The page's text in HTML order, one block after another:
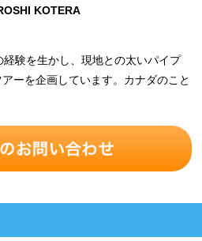
KOTERA
験を生かし、現地との太いパイプ
ーを企画しています。カナダのこと